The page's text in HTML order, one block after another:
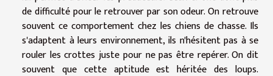
de difficulté pour le retrouver par son odeur. On retrouve
souvent ce comportement chez les chiens de chasse. Ils
s'adaptent à leurs environnement, ils n'hésitent pas à se
rouler les crottes juste pour ne pas être repérer. On dit
souvent que cette aptitude est héritée des loups.